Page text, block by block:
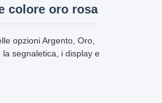
colore oro rosa
opzioni Argento, Oro,
segnaletica, i display e